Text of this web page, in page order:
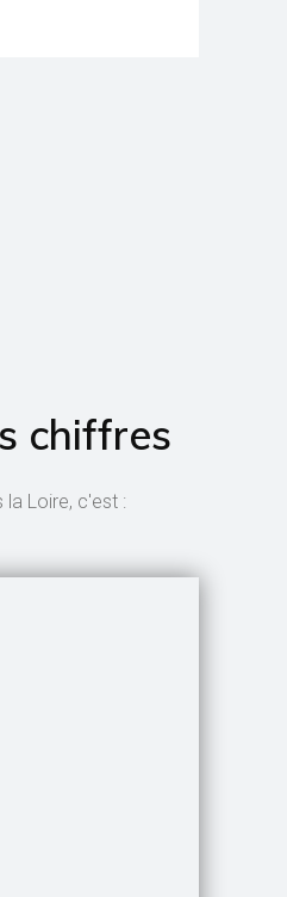
chiffres
la Loire, c'est :